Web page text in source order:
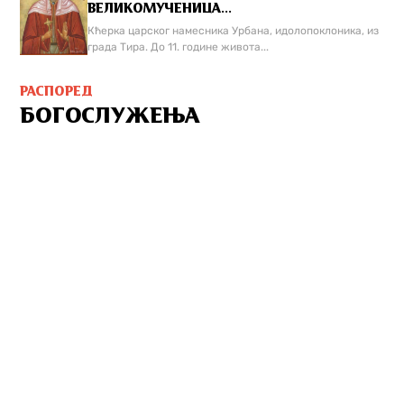
ВЕЛИКОМУЧЕНИЦА...
Кћерка царског намесника Урбана, идолопоклоника, из
града Тира. До 11. године живота...
РАСПОРЕД
БОГОСЛУЖЕЊА